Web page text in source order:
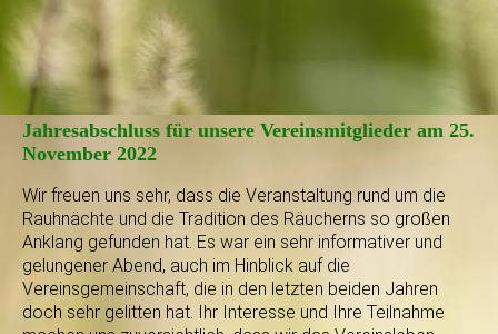
Jahresabschluss für unsere Vereinsmitglieder am 25.
November 2022
Wir freuen uns sehr, dass die Veranstaltung rund um die
Rauhnächte und die Tradition des Räucherns so großen
Anklang gefunden hat. Es war ein sehr informativer und
gelungener Abend, auch im Hinblick auf die
Vereinsgemeinschaft, die in den letzten beiden Jahren
doch sehr gelitten hat. Ihr Interesse und Ihre Teilnahme